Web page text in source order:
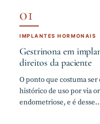
01
IMPLANTES HORMONAIS
Gestrinona em
direitos da paciente
O ponto que costuma
histórico de uso por via
endometriose, e é